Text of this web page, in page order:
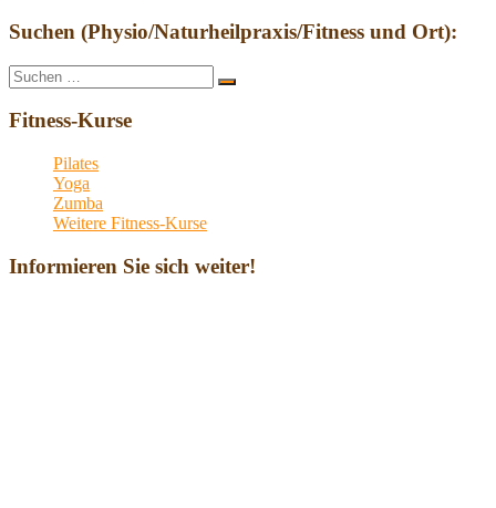
Suchen (Physio/Naturheilpraxis/Fitness und Ort):
Suche
nach:
Suchen
Fitness-Kurse
Pilates
Yoga
Zumba
Weitere Fitness-Kurse
Informieren Sie sich weiter!